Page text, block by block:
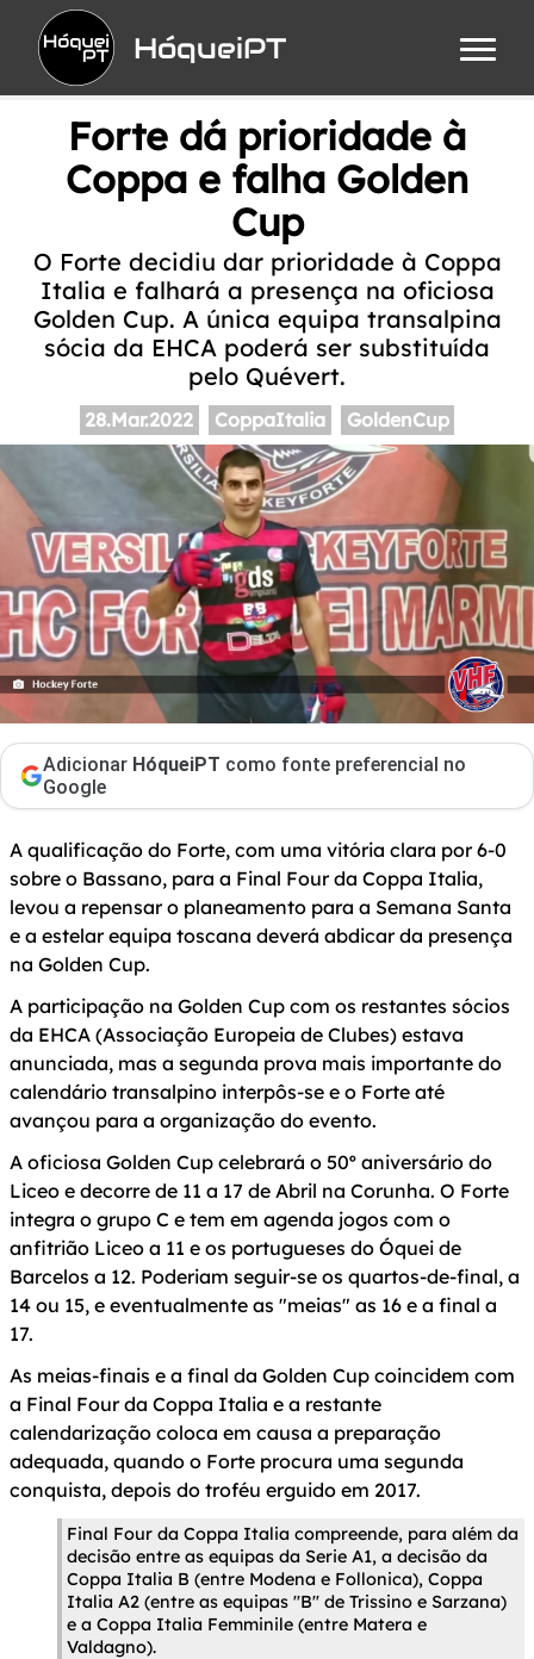
HóqueiPT
Forte dá prioridade à
Coppa e falha Golden
Cup
O Forte decidiu dar prioridade à Coppa
Italia e falhará a presença na oficiosa
Golden Cup. A única equipa transalpina
sócia da EHCA poderá ser substituída
pelo Quévert.
28.Mar.2022 CoppaItalia GoldenCup
Adicionar HóqueiPT como fonte preferencial no
Google
A qualificação do Forte, com uma vitória clara por 6-0
sobre o Bassano, para a Final Four da Coppa Italia,
levou a repensar o planeamento para a Semana Santa
e a estelar equipa toscana deverá abdicar da presença
na Golden Cup.
A participação na Golden Cup com os restantes sócios
da EHCA (Associação Europeia de Clubes) estava
anunciada, mas a segunda prova mais importante do
calendário transalpino interpôs-se e o Forte até
avançou para a organização do evento.
A oficiosa Golden Cup celebrará o 50º aniversário do
Liceo e decorre de 11 a 17 de Abril na Corunha. O Forte
integra o grupo C e tem em agenda jogos com o
anfitrião Liceo a 11 e os portugueses do Óquei de
Barcelos a 12. Poderiam seguir-se os quartos-de-final, a
14 ou 15, e eventualmente as "meias" as 16 e a final a
17.
As meias-finais e a final da Golden Cup coincidem com
a Final Four da Coppa Italia e a restante
calendarização coloca em causa a preparação
adequada, quando o Forte procura uma segunda
conquista, depois do troféu erguido em 2017.
Final Four da Coppa Italia compreende, para além da
decisão entre as equipas da Serie A1, a decisão da
Coppa Italia B (entre Modena e Follonica), Coppa
Italia A2 (entre as equipas "B" de Trissino e Sarzana)
e a Coppa Italia Femminile (entre Matera e
Valdagno).